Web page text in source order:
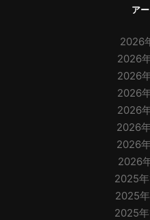
ア
2026
2026
2026
2026
2026
2026
2026
2026
2025年
2025年
2025年